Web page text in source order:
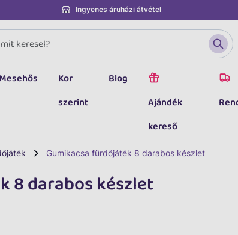
Ingyenes áruházi átvétel
Mesehős
Kor
szerint
Blog
Ajándék
kereső
Gumikacsa fürdőjáték 8 darabos készlet
8 darabos készlet